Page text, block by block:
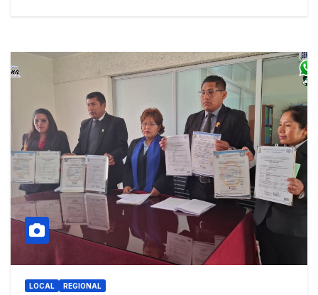
LOCAL REGIONAL